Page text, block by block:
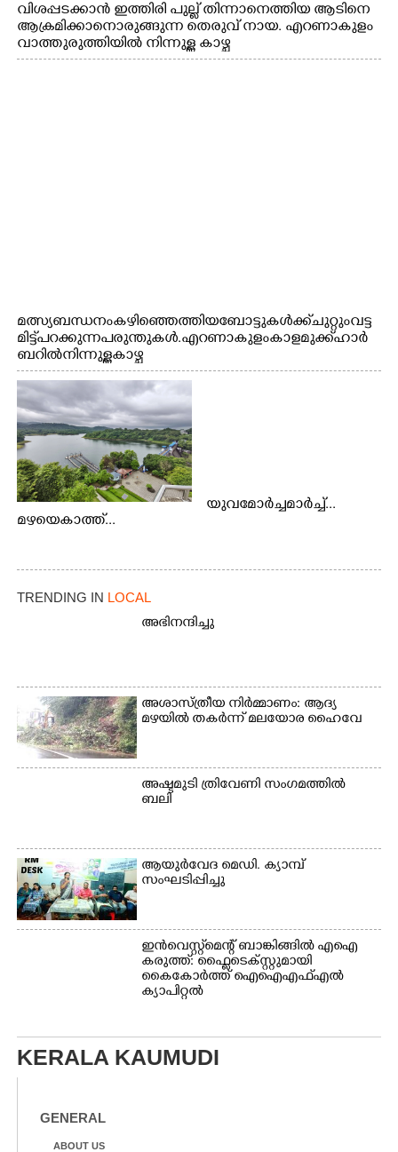
വിശപ്പടക്കാൻ ഇത്തിരി പുല്ല് തിന്നാനെത്തിയ ആടിനെ
ആക്രമിക്കാനൊരുങ്ങുന്ന തെരുവ് നായ. എറണാകുളം
വാത്തുരുത്തിയിൽ നിന്നുള്ള കാഴ്ച
മത്സ്യബന്ധനം കഴിഞ്ഞെത്തിയ ബോട്ടുകൾക്ക് ചുറ്റും വട്ട
മിട്ട് പറക്കുന്ന പരുന്തുകൾ. എറണാകുളം കാളമുക്ക് ഹാർ
ബറിൽ നിന്നുള്ള കാഴ്ച
മഴയെകാത്ത്...
യുവമോർച്ചമാർച്ച്...
TRENDING IN LOCAL
അഭിനന്ദിച്ചു
അശാസ്ത്രീയ നിർമ്മാണം: ആദ്യ
മഴയിൽ തകർന്ന് മലയോര ഹൈവേ
അഷ്ടമുടി ത്രിവേണി സംഗമത്തിൽ
ബലി
ആയുർവേദ മെഡി. ക്യാമ്പ്
സംഘടിപ്പിച്ചു
ഇൻവെസ്റ്റ്മെന്റ് ബാങ്കിങ്ങിൽ എഐ
കരുത്ത്: ഫ്ലൈടെക്സ്റ്റുമായി
കൈകോർത്ത് ഐഐഎഫ്എൽ
ക്യാപിറ്റൽ
KERALA KAUMUDI
GENERAL
ABOUT US